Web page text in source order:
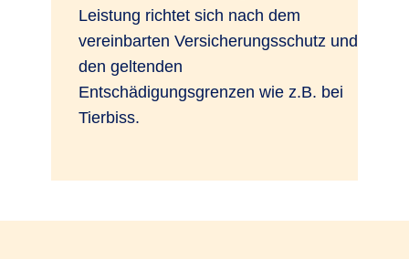
Leistung richtet sich nach dem
vereinbarten Versicherungsschutz und
den geltenden
Entschädigungsgrenzen wie z.B. bei
Tierbiss.